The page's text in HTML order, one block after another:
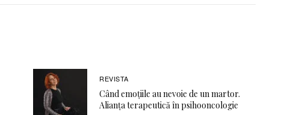
REVISTA
Când emoţiile au nevoie de un martor.
Alianţa terapeutică în psihooncologie